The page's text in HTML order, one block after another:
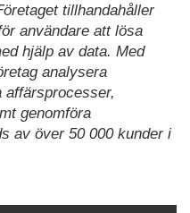
tillhandahåller
användare att lösa
hjälp av data. Med
analysera
affärsprocesser,
genomföra
av över 50 000 kunder i